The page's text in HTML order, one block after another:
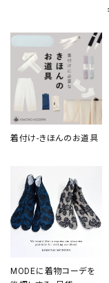
着付け-きほんのお道具
MODEに着物コーデを